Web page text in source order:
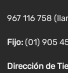
967 116 758
Fijo:(01) 905
Dirección de